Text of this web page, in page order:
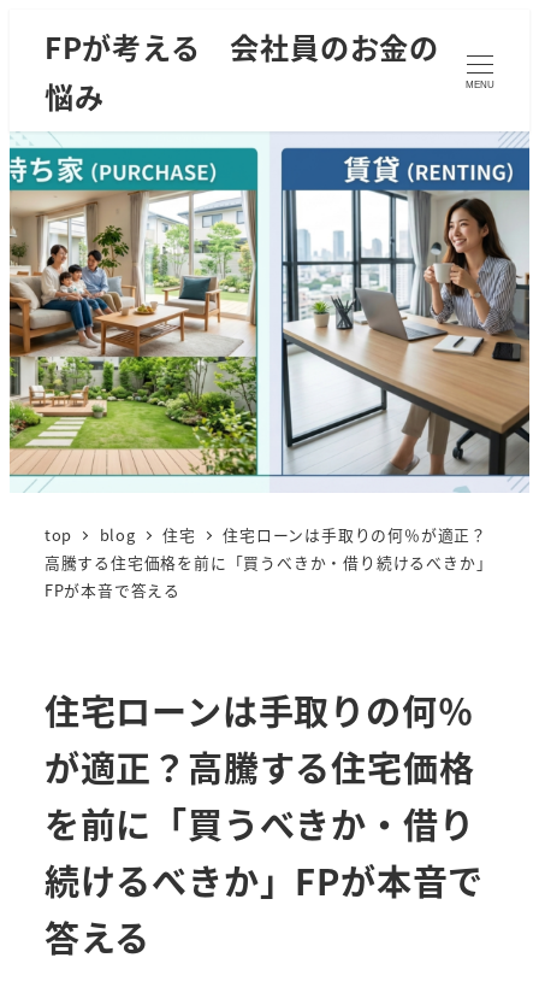
FPが考える 会社員のお金の
悩み
MENU
top blog 住宅
住宅ローンは手取りの何％が適正？
高騰する住宅価格を前に「買うべきか・借り続けるべきか」
FPが本音で答える
住宅ローンは手取りの何％
が適正？高騰する住宅価格
を前に「買うべきか・借り
続けるべきか」FPが本音で
答える